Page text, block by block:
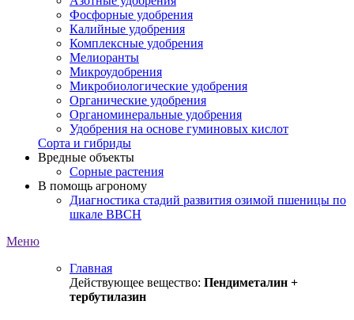
Фосфорные удобрения
Калийные удобрения
Комплексные удобрения
Мелиоранты
Микроудобрения
Микробиологические удобрения
Органические удобрения
Органоминеральные удобрения
Удобрения на основе гуминовых кислот
Сорта и гибриды
Вредные объекты
Сорные растения
В помощь агроному
Диагностика стадий развития озимой пшеницы по
шкале ВВСН
Меню
Главная
Действующее вещество: Пендиметалин +
тербутилазин